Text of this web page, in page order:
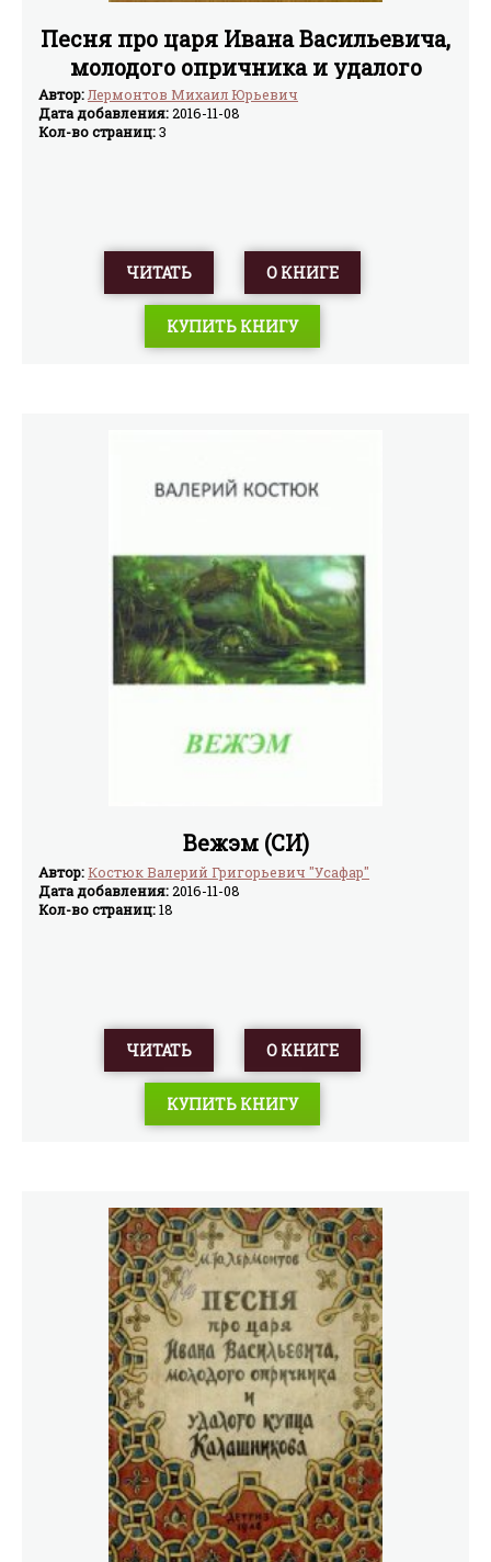
Песня про царя Ивана Васильевича,
молодого опричника и удалого
купца Калашникова (илл.
И.Билибина)
Автор: Лермонтов Михаил Юрьевич
Дата добавления:2016-11-08
Кол-во страниц:3
ЧИТАТЬ О КНИГЕ
КУПИТЬ КНИГУ
Вежэм (СИ)
Автор:Костюк Валерий Григорьевич "Усафар"
Дата добавления:2016-11-08
Кол-во страниц:18
ЧИТАТЬ О КНИГЕ
КУПИТЬ КНИГУ